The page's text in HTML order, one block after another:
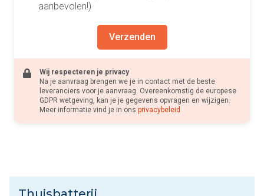
aanbevolen!)
Verzenden
Wij respecteren je privacy
Na je aanvraag brengen we je in contact met de beste
leveranciers voor je aanvraag. Overeenkomstig de europese
GDPR wetgeving, kan je je gegevens opvragen en wijzigen.
Meer informatie vind je in ons privacybeleid